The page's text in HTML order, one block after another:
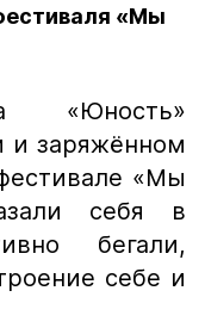
«Мы
«Юность»
и заряжённом
«Мы
себя в
бегали,
себе и